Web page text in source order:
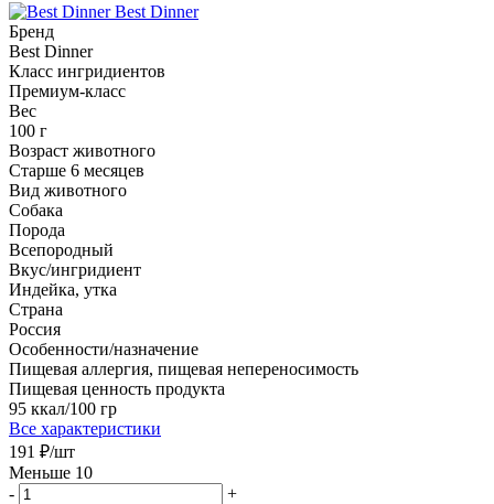
Best Dinner
Бренд
Best Dinner
Класс ингридиентов
Премиум-класс
Вес
100 г
Возраст животного
Старше 6 месяцев
Вид животного
Собака
Порода
Всепородный
Вкус/ингридиент
Индейка, утка
Страна
Россия
Особенности/назначение
Пищевая аллергия, пищевая непереносимость
Пищевая ценность продукта
95 ккал/100 гр
Все характеристики
191 ₽/шт
Меньше 10
-
+